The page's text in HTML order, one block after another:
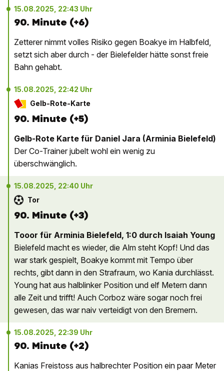
15.08.2025, 22:43 Uhr
90. Minute (+6)
Zetterer nimmt volles Risiko gegen Boakye im Halbfeld,
setzt sich aber durch - der Bielefelder hätte sonst freie
Bahn gehabt.
15.08.2025, 22:42 Uhr
Gelb-Rote-Karte
90. Minute (+5)
Gelb-Rote Karte für Daniel Jara (Arminia Bielefeld)
Der Co-Trainer jubelt wohl ein wenig zu
überschwänglich.
15.08.2025, 22:40 Uhr
Tor
90. Minute (+3)
Tooor für Arminia Bielefeld, 1:0 durch Isaiah Young
Bielefeld macht es wieder, die Alm steht Kopf! Und das
war stark gespielt, Boakye kommt mit Tempo über
rechts, gibt dann in den Strafraum, wo Kania durchlässt.
Young hat aus halblinker Position und elf Metern dann
alle Zeit und trifft! Auch Corboz wäre sogar noch frei
gewesen, das war naiv verteidigt von den Bremern.
15.08.2025, 22:39 Uhr
90. Minute (+2)
Kanias Freistoss aus halbrechter Position ein paar Meter